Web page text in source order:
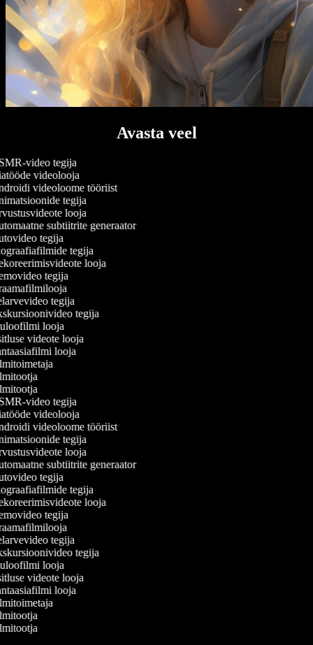
Avasta veel
video tegija
videolooja
videoloome tööriist
tegija
looja
subtiitrite generaator
tegija
tegija
looja
tegija
tegija
tegija
looja
videote looja
looja
video tegija
videolooja
videoloome tööriist
tegija
looja
subtiitrite generaator
tegija
tegija
looja
tegija
tegija
tegija
looja
videote looja
looja